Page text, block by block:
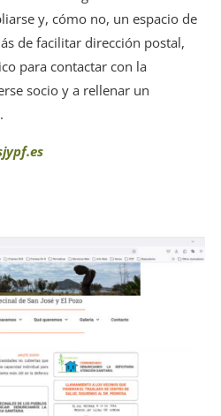
y, cómo no, un espacio de
de facilitar dirección postal,
para contactar con la
socio y a rellenar un